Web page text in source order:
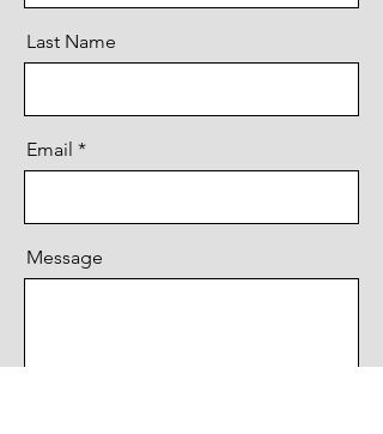
Last Name
Email
Message